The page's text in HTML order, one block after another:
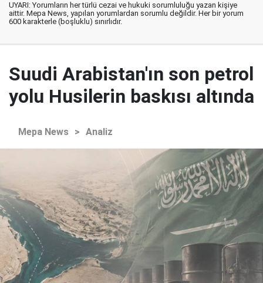
UYARI: Yorumların her türlü cezai ve hukuki sorumluluğu yazan kişiye
aittir. Mepa News, yapılan yorumlardan sorumlu değildir. Her bir yorum
600 karakterle (boşluklu) sınırlıdır.
Suudi Arabistan'ın son petrol
yolu Husilerin baskısı altında
Mepa News > Analiz